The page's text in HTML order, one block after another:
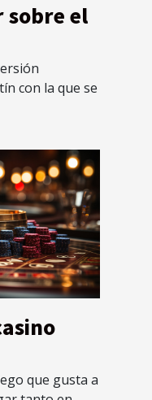
sobre el
con la que se
que gusta a